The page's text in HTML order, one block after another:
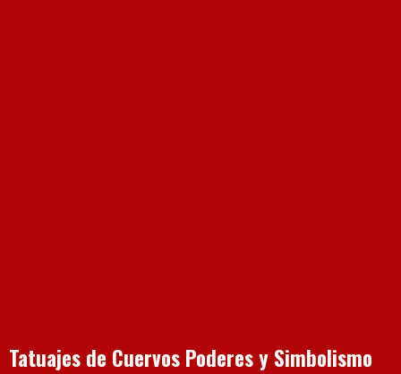
Tatuajes de Cuervos Poderes y Simbolismo